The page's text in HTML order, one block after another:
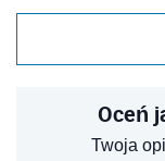
Oceń
Twoja